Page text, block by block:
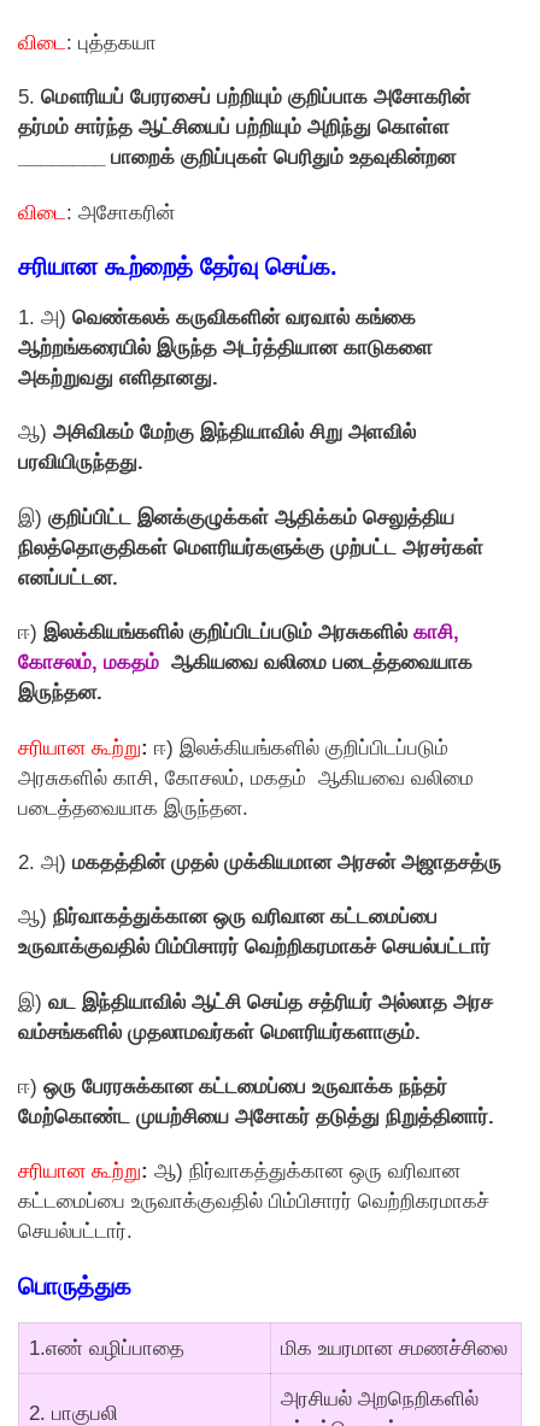
விடை : புத்தகயா
5. மௌரியப் பேரரசைப் பற்றியும் குறிப்பாக அசோகரின்
தர்மம் சார்ந்த ஆட்சியைப் பற்றியும் அறிந்து கொள்ள
________ பாறைக் குறிப்புகள் பெரிதும் உதவுகின்றன
விடை : அசாேகரின்
சரியான கூற்றைத் தேர்வு செய்க.
1. அ) வெண்கலக் கருவிகளின் வரவால் கங்கை
ஆற்றங்கரையில் இருந்த அடர்த்தியான காடுகளை
அகற்றுவது எளிதானது.
ஆ) அசிவிகம் மேற்கு இந்தியாவில் சிறு அளவில்
பரவியிருந்தது.
இ) குறிப்பிட்ட இனக்குழுக்கள் ஆதிக்கம் செலுத்திய
நிலத்தொகுதிகள் மெளரியர்களுக்கு முற்பட்ட அரசர்கள்
எனப்பட்டன.
ஈ) இலக்கியங்களில் குறிப்பிடப்படும் அரசுகளில் காசி,
கோசலம், மகதம் ஆகியவை வலிமை படைத்தவையாக
இருந்தன.
சரியான கூற்று: ஈ) இலக்கியங்களில் குறிப்பிடப்படும்
அரசுகளில் காசி, கோசலம், மகதம் ஆகியவை வலிமை
படைத்தவையாக இருந்தன.
2. அ) மகதத்தின் முதல் முக்கியமான அரசன் அஜாதசத்ரு
ஆ) நிர்வாகத்துக்கான ஒரு வரிவான கட்டமைப்பை
உருவாக்குவதில் பிம்பிசாரர் வெற்றிகரமாகச் செயல்பட்டார்
இ) வட இந்தியாவில் ஆட்சி செய்த சத்ரியர் அல்லாத அரச
வம்சங்களில் முதலாமவர்கள் மெளரியர்களாகும்.
ஈ) ஒரு பேரரசுக்கான கட்டமைப்பை உருவாக்க நந்தர்
மேற்கொண்ட முயற்சியை அசோகர் தடுத்து நிறுத்தினார்.
சரியான கூற்று: ஆ) நிர்வாகத்துக்கான ஒரு வரிவான
கட்டமைப்பை உருவாக்குவதில் பிம்பிசாரர் வெற்றிகரமாகச்
செயல்பட்டார்.
பொருத்துக
1.எண் வழிப்பாதை மிக உயரமான சமணச்சிலை
2. பாகுபலி
அரசியல் அறநெறிகளில்